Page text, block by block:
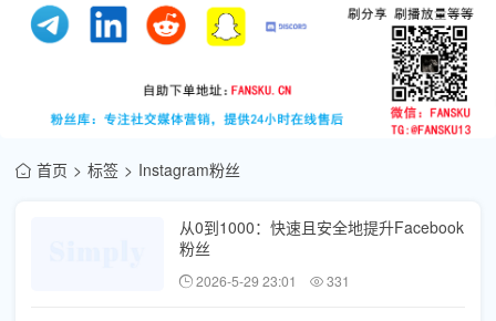
首页 标签 Instagram粉丝
从0到1000：快速且安全地提升Facebook
粉丝
2026-5-29 23:01 331